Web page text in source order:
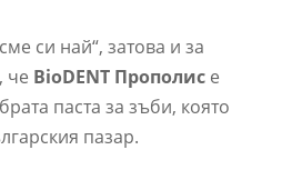
си най“, затова и за
че BioDENT Прополисе
паста за зъби, която
пазар.